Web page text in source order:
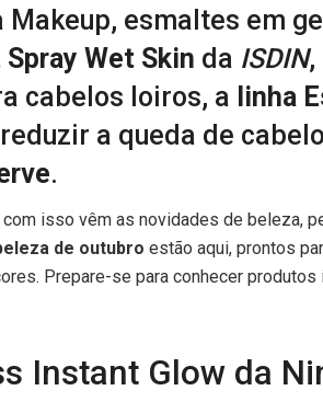
Makeup, esmaltes em
Wet Skin da ISDIN,
cabelos loiros, a linha
a queda de
.
isso vêm as novidades de beleza,
de outubro estão aqui, prontos
Prepare-se para conhecer
Instant Glow da